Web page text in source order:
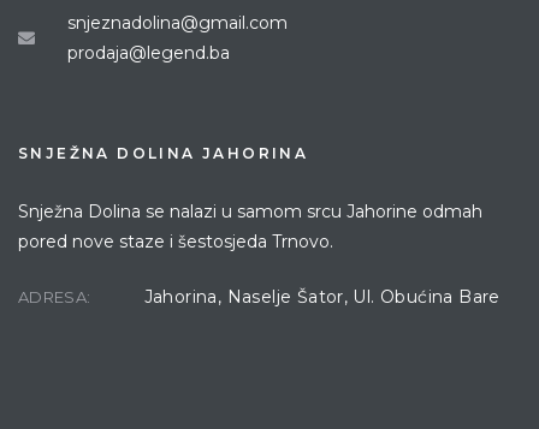
SNJEŽNA DOLINA JAHORINA
Snježna Dolina se nalazi u samom srcu Jahorine odmah
pored nove staze i šestosjeda Trnovo.
ADRESA: Jahorina, Naselje Šator, Ul. Obućina Bare
snjeznadolina@gmail.com
prodaja@legend.ba